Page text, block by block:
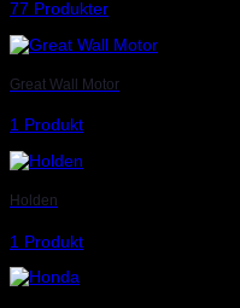
77 Produkter
Great Wall Motor
1 Produkt
Holden
1 Produkt